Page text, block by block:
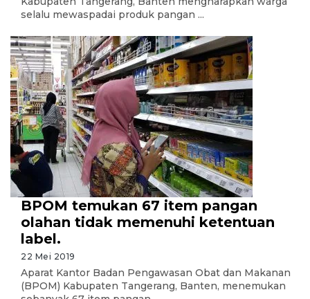
selalu mewaspadai produk pangan ...
BPOM temukan 67 item pangan
olahan tidak memenuhi ketentuan
label.
22 Mei 2019
Aparat Kantor Badan Pengawasan Obat dan Makanan
(BPOM) Kabupaten Tangerang, Banten, menemukan